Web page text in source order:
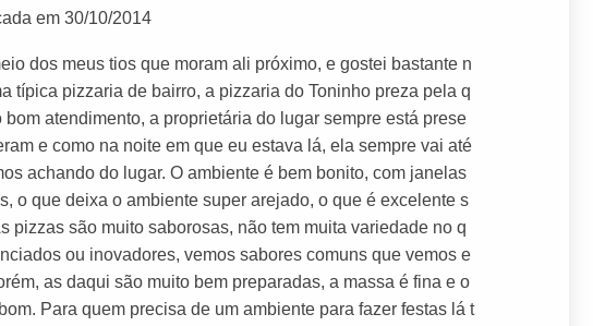
em 30/10/2014
dos meus tios que moram ali próximo, e gostei bastante n
típica pizzaria de bairro, a pizzaria do Toninho preza pela q
atendimento, a proprietária do lugar sempre está prese
e como na noite em que eu estava lá, ela sempre vai até
achando do lugar. O ambiente é bem bonito, com janelas
o que deixa o ambiente super arejado, o que é excelente s
pizzas são muito saborosas, não tem muita variedade no q
ou inovadores, vemos sabores comuns que vemos e
as daqui são muito bem preparadas, a massa é fina e o
Para quem precisa de um ambiente para fazer festas lá t